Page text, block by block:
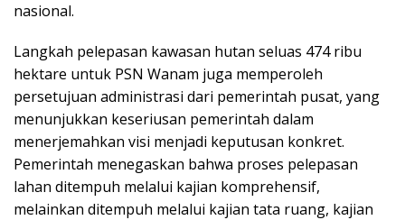
nasional.
Langkah pelepasan kawasan hutan seluas 474 ribu
hektare untuk PSN Wanam juga memperoleh
persetujuan administrasi dari pemerintah pusat, yang
menunjukkan keseriusan pemerintah dalam
menerjemahkan visi menjadi keputusan konkret.
Pemerintah menegaskan bahwa proses pelepasan
lahan ditempuh melalui kajian komprehensif,
melainkan ditempuh melalui kajian tata ruang, kajian